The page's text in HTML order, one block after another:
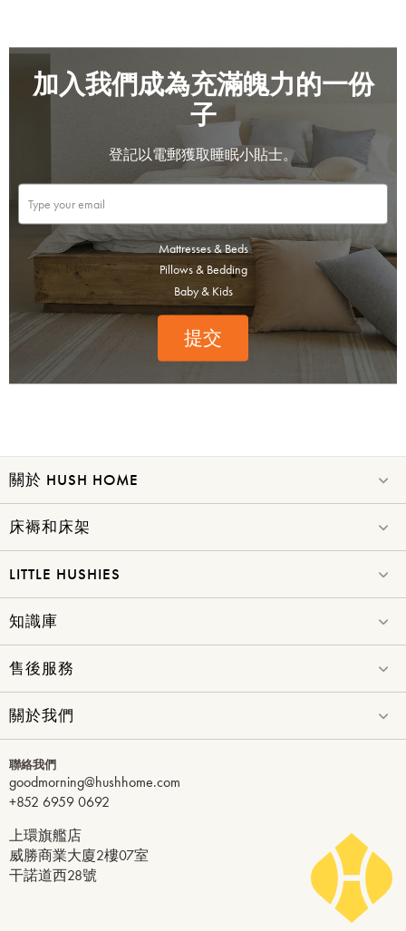
加入我們成為充滿魄力的一份
子
登記以電郵獲取睡眠小貼士。
Mattresses & Beds
Pillows & Bedding
Baby & Kids
提交
關於 HUSH HOME
床褥和床架
LITTLE HUSHIES
知識庫
售後服務
關於我們
聯絡我們
goodmorning@hushhome.com
+852 6959 0692
上環旗艦店
威勝商業大廈2樓07室
干諾道西28號